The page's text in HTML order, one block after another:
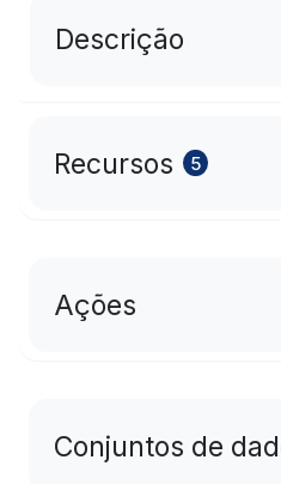
Descrição
Recursos 5
Ações
Conjuntos de